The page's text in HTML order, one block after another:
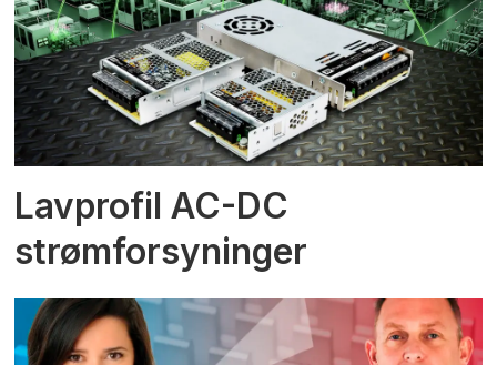
Lavprofil AC-DC
strømforsyninger